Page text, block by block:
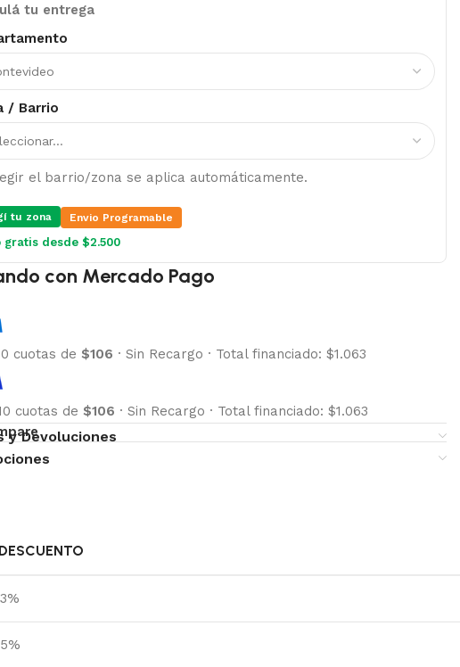
tu entrega
/ Barrio
el barrio/zona se aplica automáticamente.
tu zona Envio Programable
gratis desde $2.500
con Mercado Pago
cuotas de $106 · Sin Recargo · Total financiado: $1.063
cuotas de $106 · Sin Recargo · Total financiado: $1.063
y Devoluciones
DESCUENTO
3%
5%